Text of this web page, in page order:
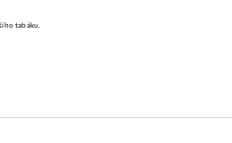
tabáku.